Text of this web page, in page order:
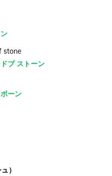
stone
ブ ストーン
ーン
）